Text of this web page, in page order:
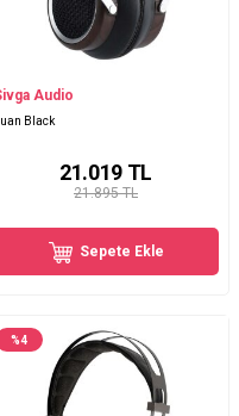
Audio
Black
21.895 TL
21.019TL
Sepete Ekle
%4